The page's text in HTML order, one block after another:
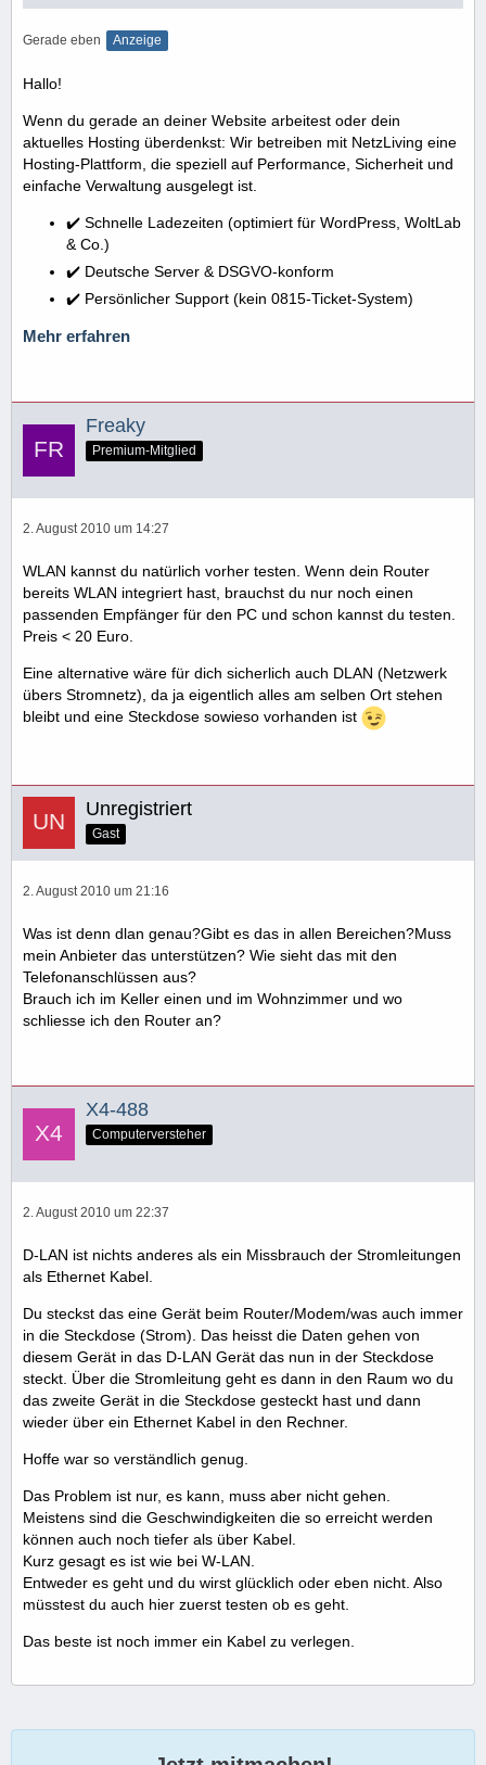
Gerade eben Anzeige
Hallo!
Wenn du gerade an deiner Website arbeitest oder dein
aktuelles Hosting überdenkst: Wir betreiben mit NetzLiving eine
Hosting-Plattform, die speziell auf Performance, Sicherheit und
einfache Verwaltung ausgelegt ist.
✔️ Schnelle Ladezeiten (optimiert für WordPress, WoltLab
& Co.)
✔️ Deutsche Server & DSGVO-konform
✔️ Persönlicher Support (kein 0815-Ticket-System)
Mehr erfahren
Freaky
Premium-Mitglied
2. August 2010 um 14:27
WLAN kannst du natürlich vorher testen. Wenn dein Router
bereits WLAN integriert hast, brauchst du nur noch einen
passenden Empfänger für den PC und schon kannst du testen.
Preis < 20 Euro.
Eine alternative wäre für dich sicherlich auch DLAN (Netzwerk
übers Stromnetz), da ja eigentlich alles am selben Ort stehen
bleibt und eine Steckdose sowieso vorhanden ist
Unregistriert
Gast
2. August 2010 um 21:16
Was ist denn dlan genau?Gibt es das in allen Bereichen?Muss
mein Anbieter das unterstützen? Wie sieht das mit den
Telefonanschlüssen aus?
Brauch ich im Keller einen und im Wohnzimmer und wo
schliesse ich den Router an?
X4-488
Computerversteher
2. August 2010 um 22:37
D-LAN ist nichts anderes als ein Missbrauch der Stromleitungen
als Ethernet Kabel.
Du steckst das eine Gerät beim Router/Modem/was auch immer
in die Steckdose (Strom). Das heisst die Daten gehen von
diesem Gerät in das D-LAN Gerät das nun in der Steckdose
steckt. Über die Stromleitung geht es dann in den Raum wo du
das zweite Gerät in die Steckdose gesteckt hast und dann
wieder über ein Ethernet Kabel in den Rechner.
Hoffe war so verständlich genug.
Das Problem ist nur, es kann, muss aber nicht gehen.
Meistens sind die Geschwindigkeiten die so erreicht werden
können auch noch tiefer als über Kabel.
Kurz gesagt es ist wie bei W-LAN.
Entweder es geht und du wirst glücklich oder eben nicht. Also
müsstest du auch hier zuerst testen ob es geht.
Das beste ist noch immer ein Kabel zu verlegen.